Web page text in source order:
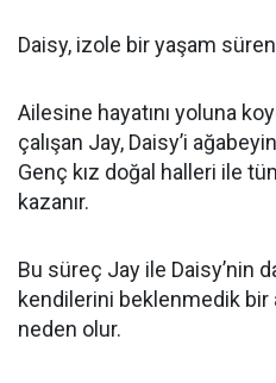
Daisy, izole bir yaşam süren
Ailesine hayatını yoluna
çalışan Jay, Daisy’i
Genç kız doğal halleri ile
kazanır.
Bu süreç Jay ile Daisy’nin
kendilerini beklenmedik bir
neden olur.